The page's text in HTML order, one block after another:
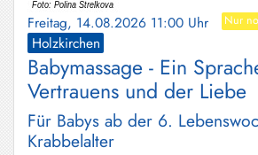
Freitag, 14.08.2026 11:00 Uhr Nur
Holzkirchen
Babymassage - Ein
Vertrauens und der Liebe
Für Babys ab der 6.
Krabbelalter